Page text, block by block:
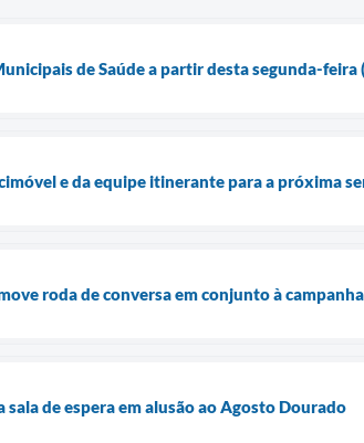
de Saúde a partir desta segunda-feira
e da equipe itinerante para a próxima
roda de conversa em conjunto à
sala de espera em alusão ao Agosto Dourado